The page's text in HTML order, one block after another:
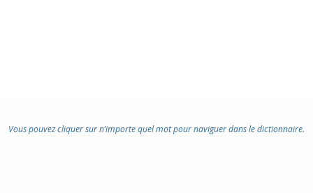
Vous pouvez cliquer sur n’importe quel mot pour naviguer dans le dictionnaire.